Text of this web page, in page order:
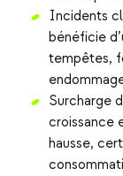
Incidents
bénéficie
tempêtes,
Surcharge
croissance
hausse,